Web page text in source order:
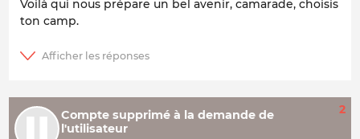
Voilà qui nous prépare un bel avenir, camarade, choisis
ton camp.
Compte supprimé à la demande de
l'utilisateur
2